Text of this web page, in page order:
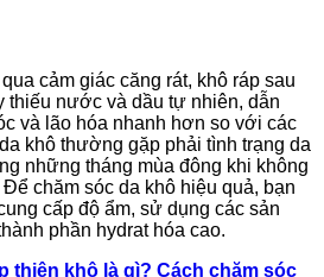
cảm giác căng rát, khô ráp sau
thiếu nước và dầu tự nhiên, dẫn
và lão hóa nhanh hơn so với các
khô thường gặp phải tình trạng da
những tháng mùa đông khi không
chăm sóc da khô hiệu quả, bạn
cấp độ ẩm, sử dụng các sản
phần hydrat hóa cao.
thiên khô là gì? Cách chăm sóc